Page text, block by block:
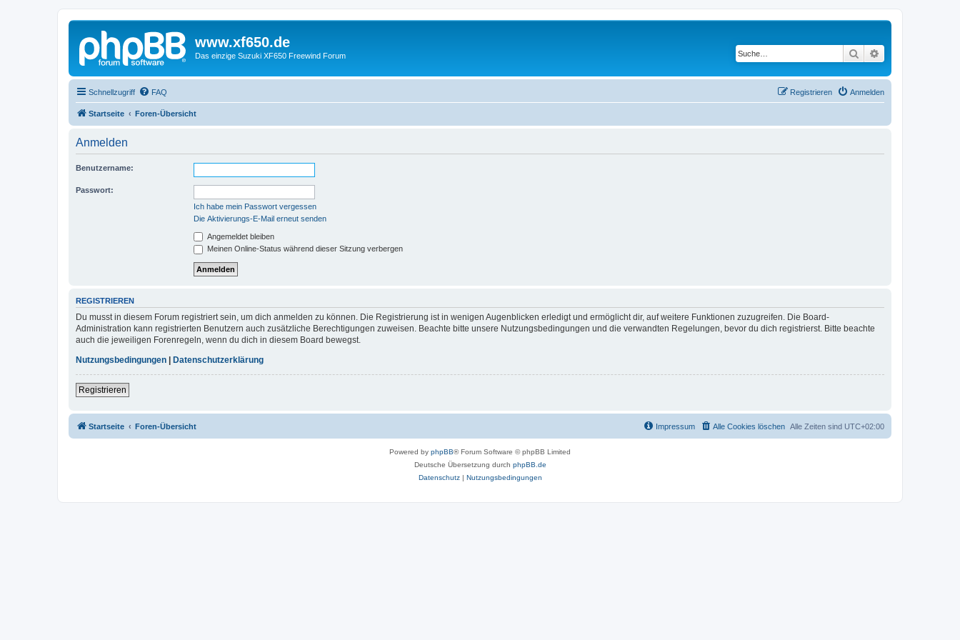
www.xf650.de
Das einzige Suzuki XF650 Freewind Forum Suche
Schnellzugriff FAQ Anmelden
Registrieren
Startseite Foren-Übersicht
Anmelden
Benutzername:
Passwort:
Ich habe mein Passwort vergessen
Die Aktivierungs-E-Mail erneut senden
Angemeldet bleiben
Meinen Online-Status während dieser Sitzung verbergen
REGISTRIEREN
Du musst in diesem Forum registriert sein, um dich anmelden zu können. Die Registrierung ist in wenigen Augenblicken erledigt und ermöglicht dir, auf weitere Funktionen zuzugreifen. Die Board-
Administration kann registrierten Benutzern auch zusätzliche Berechtigungen zuweisen. Beachte bitte unsere Nutzungsbedingungen und die verwandten Regelungen, bevor du dich registrierst. Bitte beachte
auch die jeweiligen Forenregeln, wenn du dich in diesem Board bewegst.
Nutzungsbedingungen
Datenschutzerklärung
Registrieren
Startseite Foren-Übersicht Alle Zeiten sind UTC+02:00
Alle Cookies löschen
Impressum
Powered by phpBB® Forum Software © phpBB Limited
Deutsche Übersetzung durch phpBB.de
Datenschutz| Nutzungsbedingungen